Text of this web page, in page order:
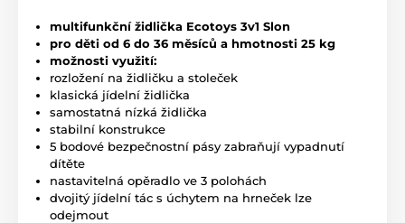
multifunkční židlička Ecotoys 3v1 Slon
pro děti od 6 do 36 měsíců a hmotnosti 25 kg
možnosti využití:
rozložení na židličku a stoleček
klasická jídelní židlička
samostatná nízká židlička
stabilní konstrukce
5 bodové bezpečnostní pásy zabraňují vypadnutí
dítěte
nastavitelná opěradlo ve 3 polohách
dvojitý jídelní tác s úchytem na hrneček lze
odejmout